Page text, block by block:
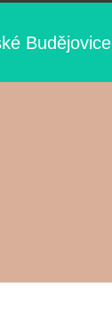
Budějovice